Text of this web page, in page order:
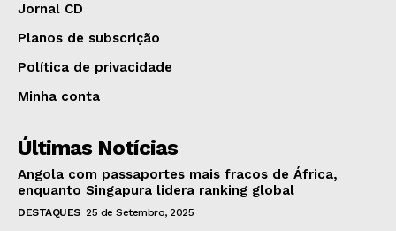
Jornal CD
Planos de subscrição
Política de privacidade
Minha conta
Últimas Notícias
Angola com passaportes mais fracos de África,
enquanto Singapura lidera ranking global
DESTAQUES 25 de Setembro, 2025